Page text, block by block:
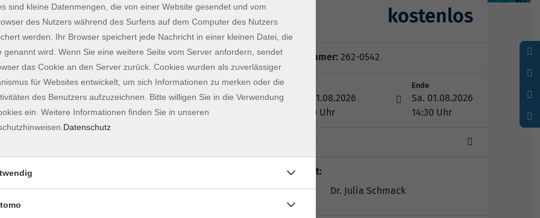
derzeit eine öffentliche, naturnah gestaltete
nur Anwohnenden und BesucherInnen des
Lern- und Erlebnisort für alle bereit, die selbst
im Garten oder auf weiteren
praxisnah, wie sie Pflanzen auswählen,
Tieren Lebensraum zu bieten. Gleichzeitig
entdecken, warum Pflanzen so zentral für
kostenlos
Kursnummer: 262-0542
Sa. 01.08.2026
13:00 Uhr
Ende
Sa. 01.08.2026
14:30 Uhr
Lehrkraft:
Dr. Julia Schmack
sind kleine Datenmengen, die von einer Website gesendet und vom
des Nutzers während des Surfens auf dem Computer des Nutzers
werden. Ihr Browser speichert jede Nachricht in einer kleinen Datei, die
genannt wird. Wenn Sie eine weitere Seite vom Server anfordern, sendet
das Cookie an den Server zurück. Cookies wurden als zuverlässiger
für Websites entwickelt, um sich Informationen zu merken oder die
des Benutzers aufzuzeichnen. Bitte willigen Sie in die Verwendung
ein. Weitere Informationen finden Sie in unseren
Datenschutz